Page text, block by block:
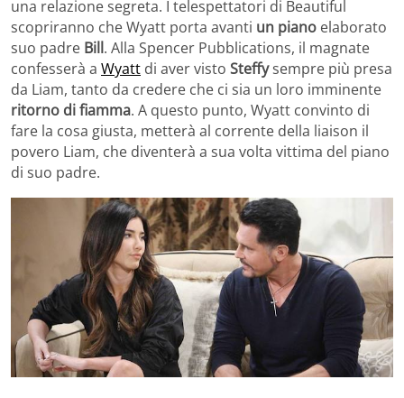
una relazione segreta. I telespettatori di Beautiful
scopriranno che Wyatt porta avanti un piano elaborato
suo padre Bill. Alla Spencer Pubblications, il magnate
confesserà a Wyatt di aver visto Steffysempre più presa
da Liam, tanto da credere che ci sia un loro imminente
ritorno di fiamma. A questo punto, Wyatt convinto di
fare la cosa giusta, metterà al corrente della liaison il
povero Liam, che diventerà a sua volta vittima del piano
di suo padre.